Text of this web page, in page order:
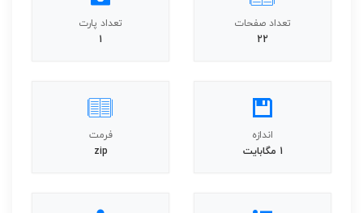
تعداد صفحات
22
تعداد پارت
1
اندازه
1 مگابایت
فرمت
zip